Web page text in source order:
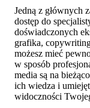
Jedną z głównych
dostęp⁣ do
doświadczonych
grafika,
możesz mieć
w sposób
media są na
ich wiedza i
widoczności